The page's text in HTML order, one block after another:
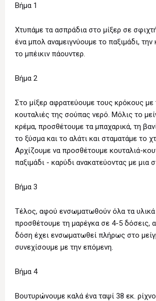
Βήμα 1
Χτυπάμε τα ασπράδια στο μίξερ σε
ένα μπολ αναμειγνύουμε το παξιμάδι,
το μπέικιν πάουντερ.
Βήμα 2
Στο μίξερ αφρατεύουμε τους κρόκους με
κουταλιές της σούπας νερό. Μόλις το
κρέμα, προσθέτουμε τα μπαχαρικά, τη
το ξύσμα και το αλάτι και σταματάμε το
Αρχίζουμε να προσθέτουμε κουταλιά-
παξιμάδι - καρύδι ανακατεύοντας με μια
Βήμα 3
Τέλος, αφού ενσωματωθούν όλα τα υλικά
προσθέτουμε τη μαρέγκα σε 4-5 δόσεις,
δόση έχει ενσωματωθεί πλήρως στο
συνεχίσουμε με την επόμενη.
Βήμα 4
Βουτυρώνουμε καλά ένα ταψί 38 εκ.